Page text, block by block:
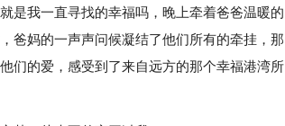
是我一直寻找的幸福吗，晚上牵着爸爸温暖的
爸妈的一声声问候凝结了他们所有的牵挂，那
们的爱，感受到了来自远方的那个幸福港湾所